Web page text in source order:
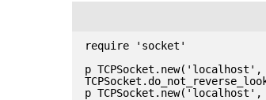
require 'socket'
p
p